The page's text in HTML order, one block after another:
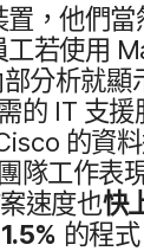
，​他們​
若​使用
部分​析​就​顯
的 IT 支援​
的​資
隊​工作​表
速度​也快​
.5% 的​程式